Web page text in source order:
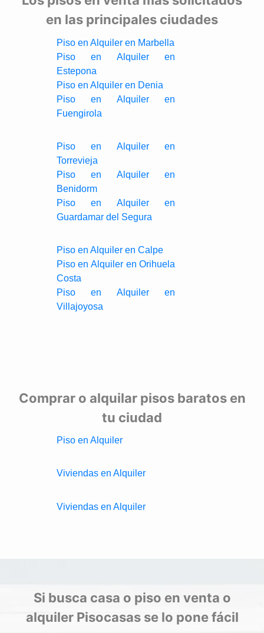
en las principales ciudades
Piso en Alquiler en Marbella
Piso en Alquiler en
Estepona
Piso en Alquiler en Denia
Piso en Alquiler en
Fuengirola
Piso en Alquiler en
Torrevieja
Piso en Alquiler en
Benidorm
Piso en Alquiler en
Guardamar del Segura
Piso en Alquiler en Calpe
Piso en Alquiler en Orihuela
Costa
Piso en Alquiler en
Villajoyosa
Comprar o alquilar pisos baratos en
tu ciudad
Piso en Alquiler
Viviendas en Alquiler
Viviendas en Alquiler
Si busca casa o piso en venta o
alquiler Pisocasas se lo pone fácil